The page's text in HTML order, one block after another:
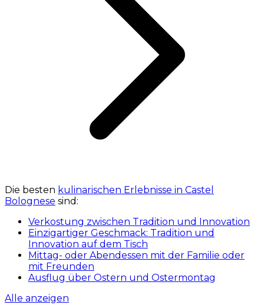
Die besten kulinarischen Erlebnisse in Castel
Bolognese sind:
Verkostung zwischen Tradition und Innovation
Einzigartiger Geschmack: Tradition und
Innovation auf dem Tisch
Mittag- oder Abendessen mit der Familie oder
mit Freunden
Ausflug über Ostern und Ostermontag
Alle anzeigen